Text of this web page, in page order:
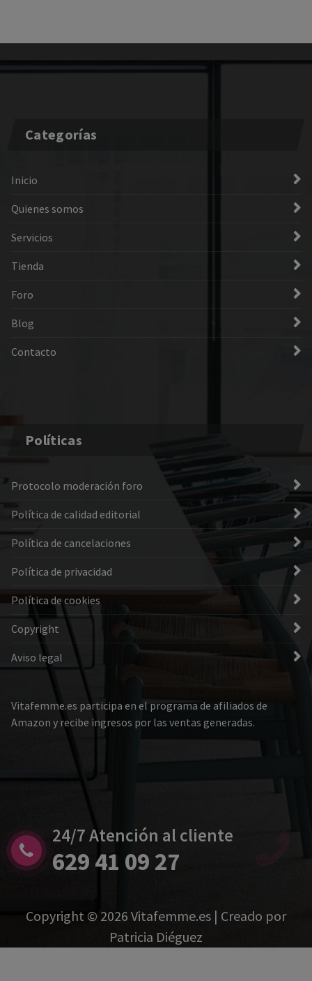
Categorías
Inicio
Quienes somos
Servicios
Tienda
Foro
Blog
Contacto
Políticas
Protocolo moderación foro
Política de calidad editorial
Política de cancelaciones
Política de privacidad
Política de cookies
Copyright
Aviso legal
Vitafemme.es participa en el programa de afiliados de
Amazon y recibe ingresos por las ventas generadas.
24/7 Atención al cliente
629 41 09 27
Copyright © 2026 Vitafemme.es | Creado por
Patricia Diéguez